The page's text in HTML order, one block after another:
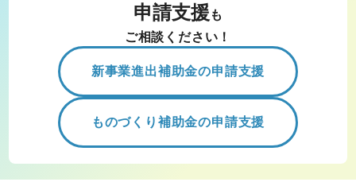
申請支援 も
ご相談ください！
新事業進出補助金の申請支援
ものづくり補助金の申請支援